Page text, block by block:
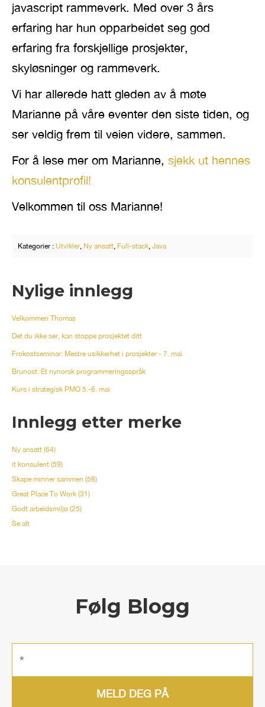
javascript rammeverk. Med over 3 års
erfaring har hun opparbeidet seg god
erfaring fra forskjellige prosjekter,
skyløsninger og rammeverk.
Vi har allerede hatt gleden av å møte
Marianne på våre eventer den siste tiden, og
ser veldig frem til veien videre, sammen.
For å lese mer om Marianne, sjekk ut hennes
konsulentprofil!
Velkommen til oss Marianne!
Kategorier : Utvikler, Ny ansatt, Full-stack, Java
Nylige innlegg
Velkommen Thomas
Det du ikke ser, kan stoppe prosjektet ditt
Frokostseminar: Mestre usikkerhet i prosjekter - 7. mai
Brunost: Et nynorsk programmeringsspråk
Kurs i strategisk PMO 5.-6. mai
Innlegg etter merke
Ny ansatt (64)
it konsulent (59)
Skape minner sammen (58)
Great Place To Work (31)
Godt arbeidsmiljø (25)
Se alt
Følg Blogg